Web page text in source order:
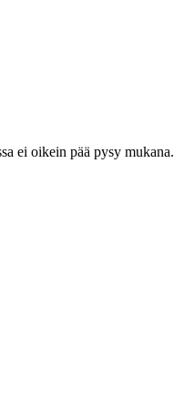
ei oikein pää pysy mukana.